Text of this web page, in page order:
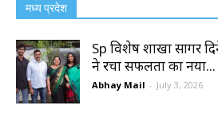
मध्य प्रदेश
Sp विशेष शाखा सागर
ने रचा सफलता का नया...
Abhay Mail - July 3, 2026